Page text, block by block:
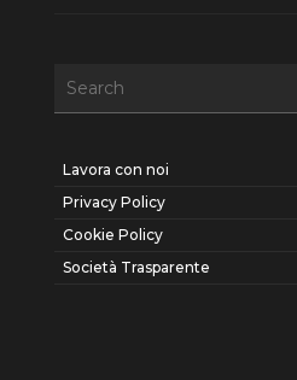
Lavora con noi
Privacy Policy
Cookie Policy
Società Trasparente